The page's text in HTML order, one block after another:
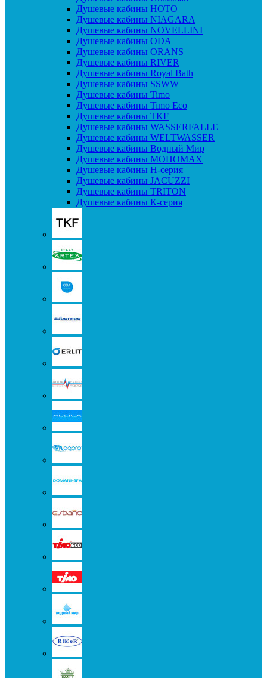
Душевые кабины HOTO
Душевые кабины NIAGARA
Душевые кабины NOVELLINI
Душевые кабины ODA
Душевые кабины ORANS
Душевые кабины RIVER
Душевые кабины Royal Bath
Душевые кабины SSWW
Душевые кабины Timo
Душевые кабины Timo Eco
Душевые кабины TKF
Душевые кабины WASSERFALLE
Душевые кабины WELTWASSER
Душевые кабины Водный Мир
Душевые кабины МОНОМАХ
Душевые кабины H-серия
Душевые кабины JACUZZI
Душевые кабины TRITON
Душевые кабины К-серия